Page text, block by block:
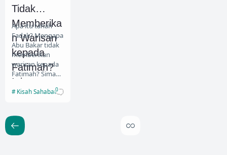
Tidak
Memberika
n Warisan
kepada
Fatimah?
Ini
Penjelasan
Apa itu tanah
Fadak? Mengapa
Abu Bakar tidak
memberikan
warisan kepada
Fatimah? Simak
lengkap
pandangan
Kisah Sahabat0